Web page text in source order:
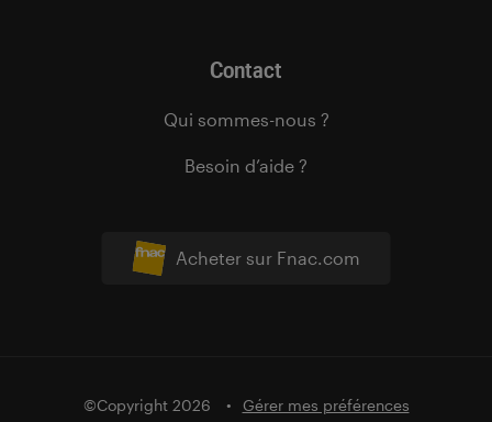
Acheter sur Fnac.com
Contact
Qui sommes-nous ?
Besoin d’aide ?
©Copyright 2026 Gérer mes préférences